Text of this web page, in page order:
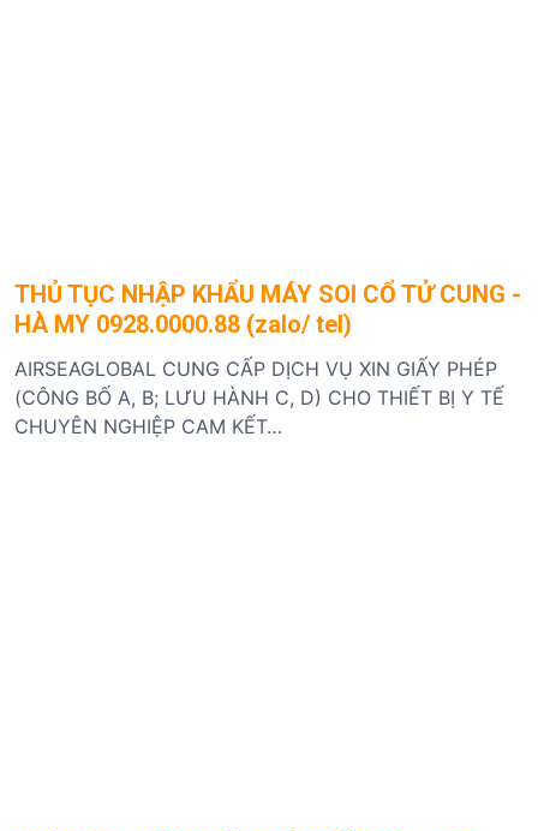
THỦ TỤC NHẬP KHẨU MÁY SOI CỔ TỬ CUNG -
HÀ MY 0928.0000.88 (zalo/ tel)
AIRSEAGLOBAL CUNG CẤP DỊCH VỤ XIN GIẤY PHÉP
(CÔNG BỐ A, B; LƯU HÀNH C, D) CHO THIẾT BỊ Y TẾ
CHUYÊN NGHIỆP CAM KẾT…